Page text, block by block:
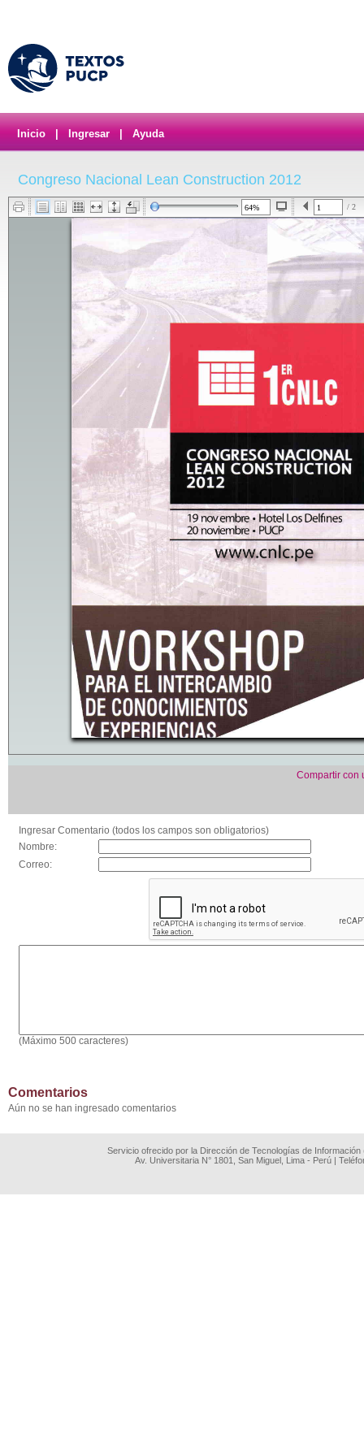
Inicio Ingresar Ayuda
Congreso Nacional Lean Construction 2012
/ 2
Compartir con
Ingresar Comentario (todos los campos son obligatorios)
Nombre:
Correo:
(Máximo 500 caracteres)
Comentarios
Aún no se han ingresado comentarios
Servicio ofrecido por la Dirección de Tecnologías de
Av. Universitaria N° 1801, San Miguel, Lima - Perú |